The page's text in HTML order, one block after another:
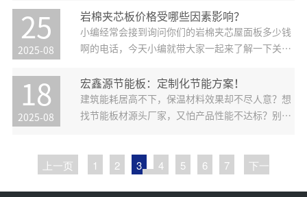
等领域。宏鑫源是一家专业生产聚氨酯夹芯板的企
业，具有多年的生产经验和技术优势。我们的产品
质量稳定，价格合理，深受广大客
25
2025-08
岩棉夹芯板价格受哪些因素影响？
小编经常会接到询问你们的岩棉夹芯屋面板多少钱
啊的电话，今天小编就带大家一起来了解一下关于
不变的，而是受多种因素的综合影响。
18
2025-08
宏鑫源节能板：定制化节能方案！
建筑能耗居高不下，保温材料效果却不尽人意？想
找节能板材源头厂家，又怕产品性能不达标？别再
新体验！
上一页 1 2 3 4 5 6 7
下一
页